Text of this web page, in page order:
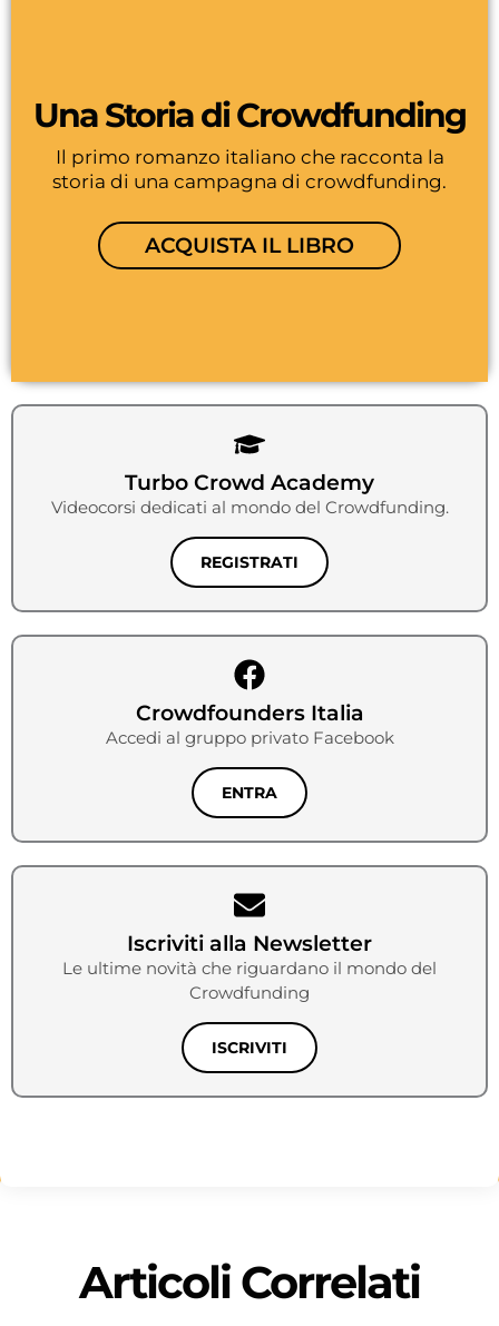
Una Storia di Crowdfunding
Il primo romanzo italiano che racconta la
storia di una campagna di crowdfunding.
ACQUISTA IL LIBRO
Turbo Crowd Academy
Videocorsi dedicati al mondo del Crowdfunding.
REGISTRATI
Crowdfounders Italia
Accedi al gruppo privato Facebook
ENTRA
Iscriviti alla Newsletter
Le ultime novità che riguardano il mondo del
Crowdfunding
ISCRIVITI
Articoli Correlati